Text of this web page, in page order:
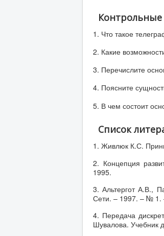
1. Что такое
2. Какие
3. Перечислите
4. Поясните
5. В чем состоит
Список
1. Живлюк К.С.
2. Концепция
1995.
3. Альтергот А.В.,
Сети. – 1997. – № 1.
4. Передача
Шувалова. Учебник